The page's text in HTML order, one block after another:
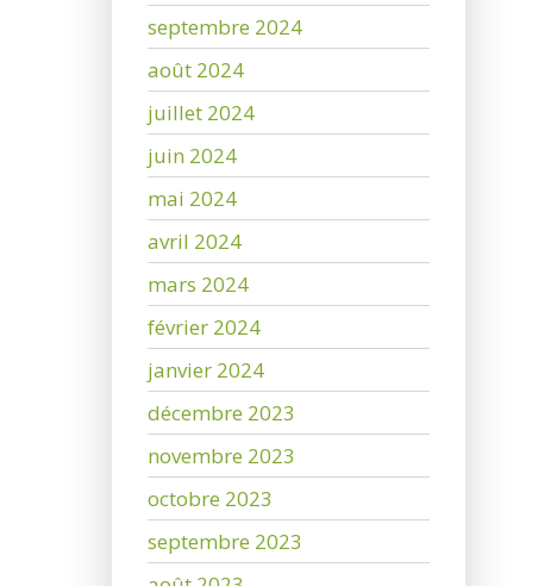
septembre 2024
août 2024
juillet 2024
juin 2024
mai 2024
avril 2024
mars 2024
février 2024
janvier 2024
décembre 2023
novembre 2023
octobre 2023
septembre 2023